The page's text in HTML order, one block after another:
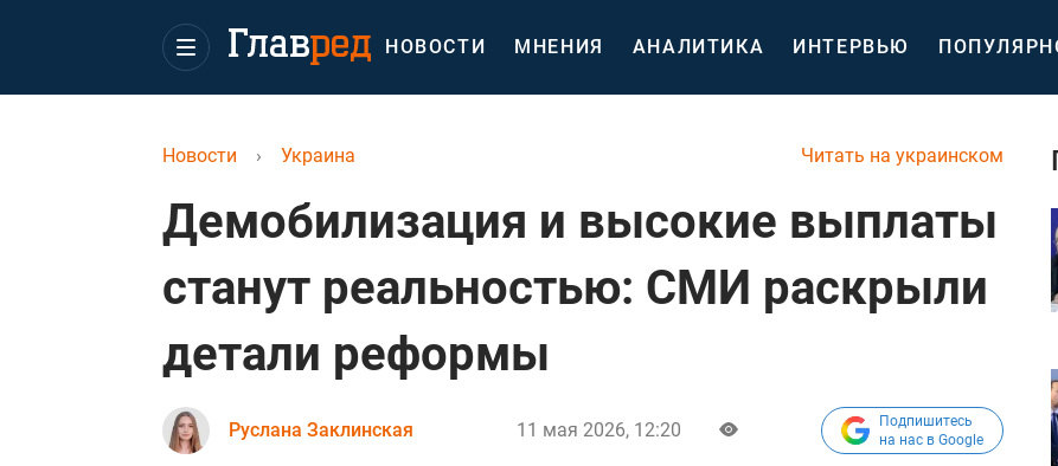
НОВОСТИ МНЕНИЯ АНАЛИТИКА ИНТЕРВЬЮ
Читать на украинском
Новости › Украина
Демобилизация и высокие выплаты
станут реальностью: СМИ раскрыли
детали реформы
Руслана Заклинская 11 мая 2026, 12:20
Подпишитесь
на нас в Google